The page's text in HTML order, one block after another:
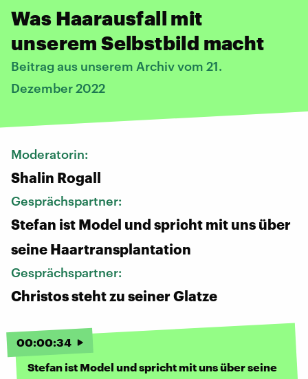
Was Haarausfall mit
unserem Selbstbild macht
Beitrag aus unserem Archiv vom 21.
Dezember 2022
Moderatorin:
Shalin Rogall
Gesprächspartner:
Stefan ist Model und spricht mit uns über
seine Haartransplantation
Gesprächspartner:
Christos steht zu seiner Glatze
00:00:34
Stefan ist Model und spricht mit uns über seine